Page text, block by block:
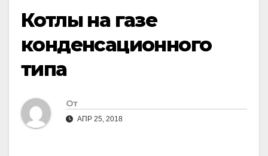
Котлы на газе
конденсационного
типа
От
АПР 25, 2018